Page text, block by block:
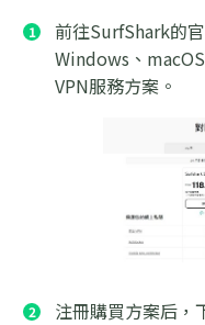
前往SurfShark的
Windows、
VPN服務方案。
注冊購買方案后，